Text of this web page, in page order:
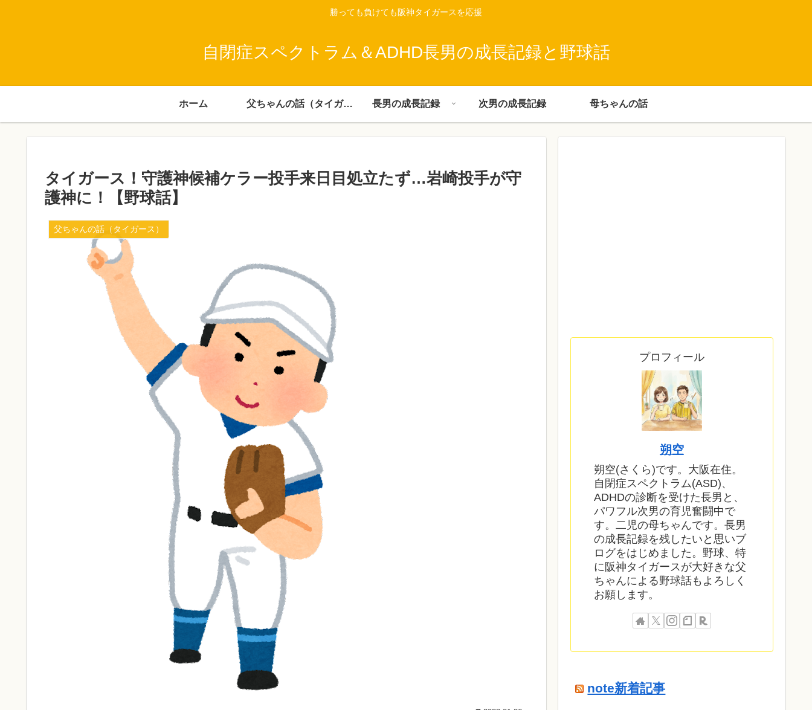
勝っても負けても阪神タイガースを応援
自閉症スペクトラム＆ADHD長男の成長記録と野球話
ホーム 父ちゃんの話（タイガース） 長男の成長記録 次男の成長記録 母ちゃんの話
タイガース！守護神候補ケラー投手来日目処立たず…岩崎投手が守
護神に！【野球話】
父ちゃんの話（タイガース）
プロフィール
朔空
朔空(さくら)です。大阪在住。
自閉症スペクトラム(ASD)、
ADHDの診断を受けた長男と、
パワフル次男の育児奮闘中で
す。二児の母ちゃんです。長男
の成長記録を残したいと思いブ
ログをはじめました。野球、特
に阪神タイガースが大好きな父
ちゃんによる野球話もよろしく
お願します。
note新着記事